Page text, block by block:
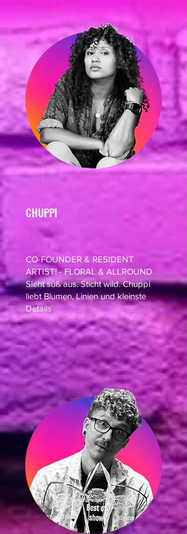
CHUPPI
CO-FOUNDER & RESIDENT
ARTIST! - FLORAL & ALLROUND
Sieht süß aus. Sticht wild. Chuppi
liebt Blumen, Linien und kleinste
Details